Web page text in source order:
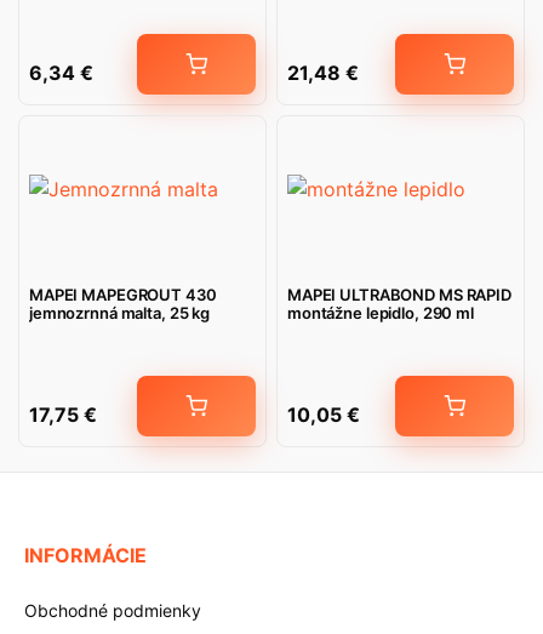
6,34 € 21,48 €
MAPEI MAPEGROUT 430
jemnozrnná malta, 25 kg
17,75 €
MAPEI ULTRABOND MS RAPID
montážne lepidlo, 290 ml
10,05 €
INFORMÁCIE
Obchodné podmienky